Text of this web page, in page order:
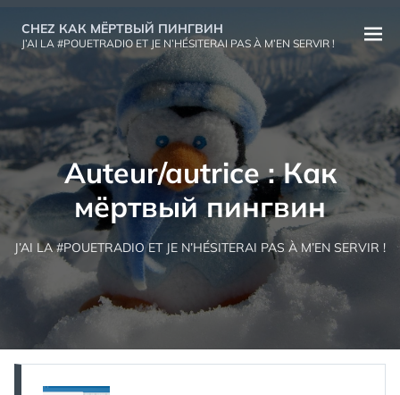
contenu
CHEZ КАК МЁРТВЫЙ ПИНГВИН
J’AI LA #POUETRADIO ET JE N’HÉSITERAI PAS À M’EN SERVIR !
le
Auteur/autrice :Как
мёртвый пингвин
J’AI LA #POUETRADIO ET JE N’HÉSITERAI PAS À M’EN SERVIR !